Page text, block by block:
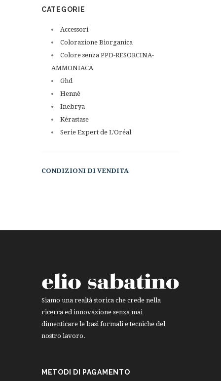
CATEGORIE
Accessori
Colorazione Biorganica
Colore senza PPD-RESORCINA-
AMMONIACA
Ghd
Hennè
Inebrya
Kérastase
Serie Expert de L'Oréal
CONDIZIONI DI VENDITA
Siamo una realtà storica che crede nella
ricerca ed innovazione senza mai
dimenticare le basi formali e tecniche del
nostro lavoro.
METODI DI PAGAMENTO